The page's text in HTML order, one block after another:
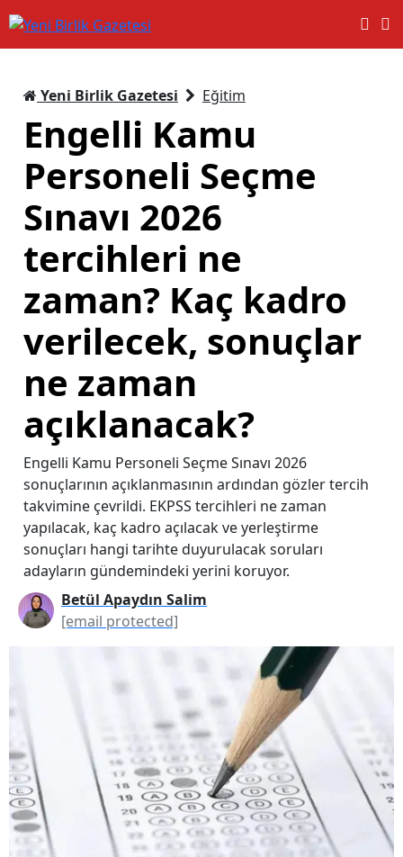
Yeni Birlik Gazetesi Eğitim
Engelli Kamu
Personeli Seçme
Sınavı 2026
tercihleri ne
zaman? Kaç kadro
verilecek, sonuçlar
ne zaman
açıklanacak?
Engelli Kamu Personeli Seçme Sınavı 2026
sonuçlarının açıklanmasının ardından gözler tercih
takvimine çevrildi. EKPSS tercihleri ne zaman
yapılacak, kaç kadro açılacak ve yerleştirme
sonuçları hangi tarihte duyurulacak soruları
adayların gündemindeki yerini koruyor.
Betül Apaydın Salim
[email protected]